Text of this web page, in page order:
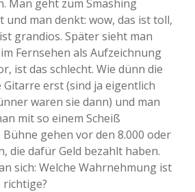
Man geht zum Smashing
und man denkt: wow, das ist toll,
grandios. Später sieht man
Fernsehen als Aufzeichnung
ist das schlecht. Wie dünn die
Gitarre erst (sind ja eigentlich
waren sie dann) und man
mit so einem Scheiß
gehen vor den 8.000 oder
die dafür Geld bezahlt haben.
sich: Welche Wahrnehmung ist